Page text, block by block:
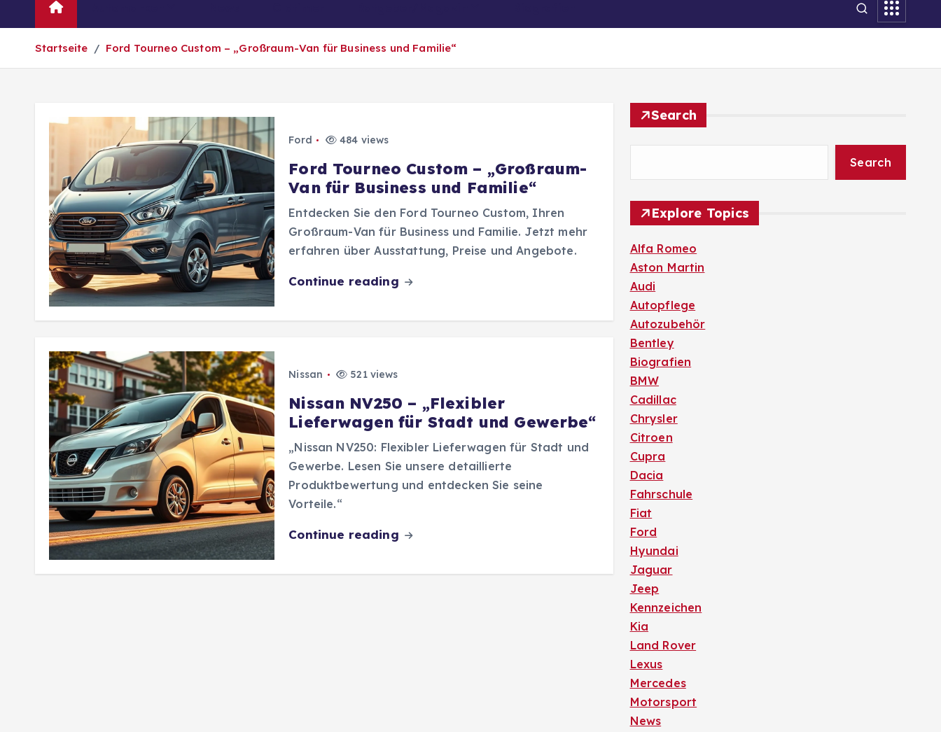
Startseite Ford Tourneo Custom – „Großraum-Van für Business und Familie“
Ford 484 views
Ford Tourneo Custom – „Großraum-
Van für Business und Familie“
Entdecken Sie den Ford Tourneo Custom, Ihren
Großraum-Van für Business und Familie. Jetzt mehr
erfahren über Ausstattung, Preise und Angebote.
Continue reading
Nissan 521 views
Nissan NV250 – „Flexibler
Lieferwagen für Stadt und Gewerbe“
„Nissan NV250: Flexibler Lieferwagen für Stadt und
Gewerbe. Lesen Sie unsere detaillierte
Produktbewertung und entdecken Sie seine
Vorteile.“
Continue reading
Search
Search
Explore Topics
Alfa Romeo
Aston Martin
Audi
Autopflege
Autozubehör
Bentley
Biografien
BMW
Cadillac
Chrysler
Citroen
Cupra
Dacia
Fahrschule
Fiat
Ford
Hyundai
Jaguar
Jeep
Kennzeichen
Kia
Land Rover
Lexus
Mercedes
Motorsport
News